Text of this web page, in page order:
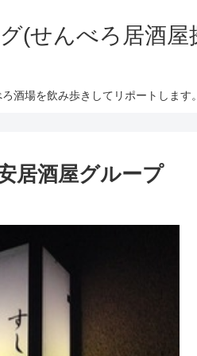
(せんべろ居酒屋
酒場を飲み歩きしてリポートします。
居酒屋グループ